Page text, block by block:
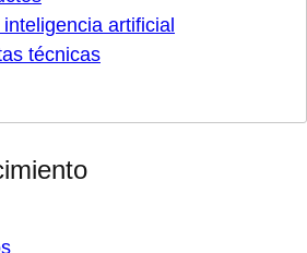
artificial
técnicas